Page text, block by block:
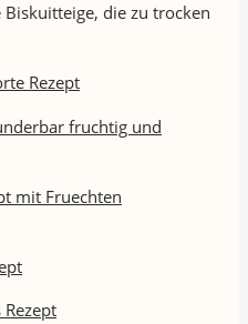
die zu trocken
fruchtig und